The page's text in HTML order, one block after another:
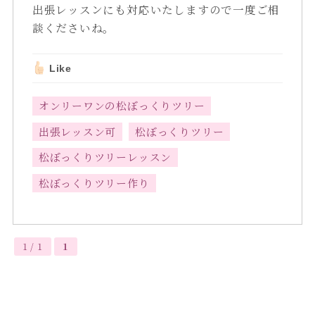
出張レッスンにも対応いたしますので一度ご相
談くださいね。
Like
オンリーワンの松ぼっくりツリー
出張レッスン可
松ぼっくりツリー
松ぼっくりツリーレッスン
松ぼっくりツリー作り
1 / 1 1